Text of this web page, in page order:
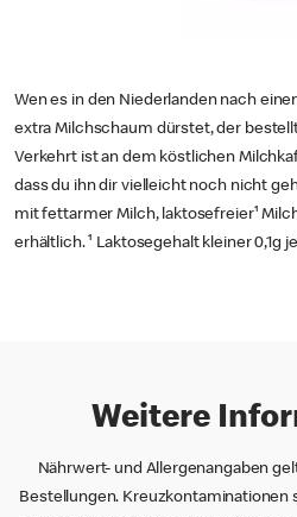
Wen es in den Niederlanden nach
extra Milchschaum dürstet, der
Verkehrt ist an dem köstlichen
dass du ihn dir vielleicht noch nicht
mit fettarmer Milch, laktosefreier¹
erhältlich. ¹ Laktosegehalt kleiner 0,1g
Weitere
Nährwert- und Allergenangaben
Bestellungen. Kreuzkontaminationen